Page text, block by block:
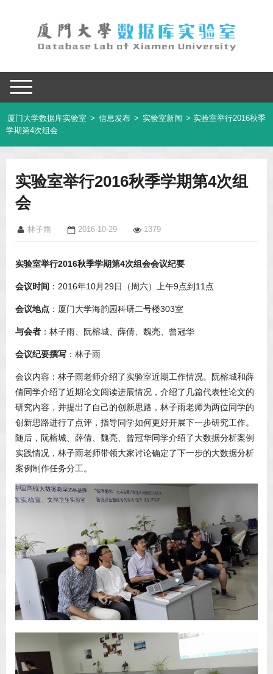
厦门大学数据库实验室 > 信息发布 > 实验室新闻 > 实验室举行2016秋季
学期第4次组会
实验室举行2016秋季学期第4次组
会
林子雨 2016-10-29 1379
实验室举行2016秋季学期第4次组会会议纪要
会议时间 ：2016年10月29日（周六）上午9点到11点
会议地点 ：厦门大学海韵园科研二号楼303室
与会者 ：林子雨、阮榕城、薛倩、魏亮、曾冠华
会议纪要撰写 ：林子雨
会议内容：林子雨老师介绍了实验室近期工作情况。阮榕城和薛
倩同学介绍了近期论文阅读进展情况，介绍了几篇代表性论文的
研究内容，并提出了自己的创新思路，林子雨老师为两位同学的
创新思路进行了点评，指导同学如何更好开展下一步研究工作。
随后，阮榕城、薛倩、魏亮、曾冠华同学介绍了大数据分析案例
实践情况，林子雨老师带领大家讨论确定了下一步的大数据分析
案例制作任务分工。